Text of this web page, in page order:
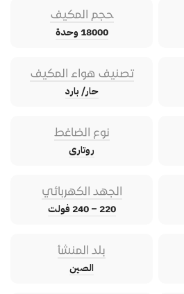
حجم المكيف
18000 وحدة
تصنيف هواء المكيف
حار/ بارد
نوع الضاغط
روتارى
الجهد الكهربائي
220 – 240 فولت
بلد المنشأ
الصين